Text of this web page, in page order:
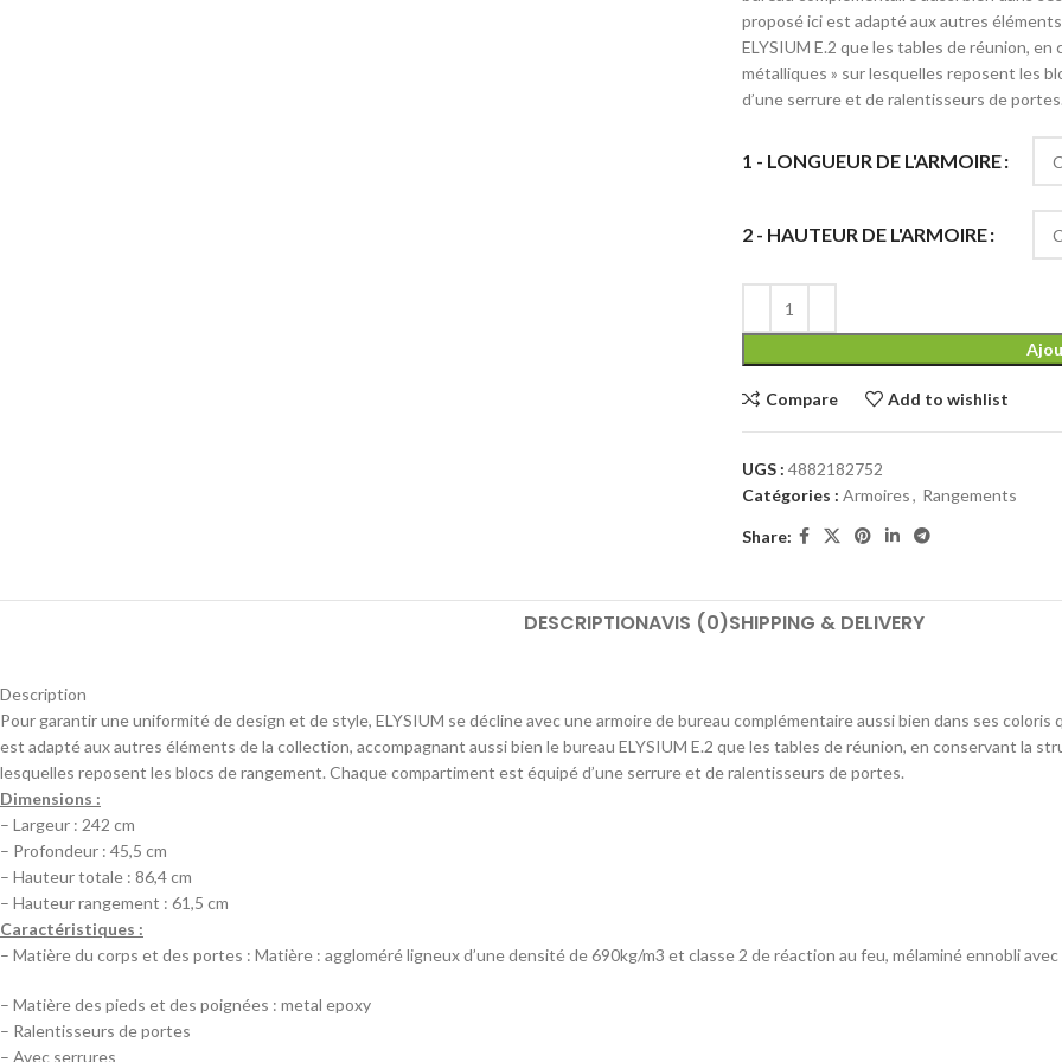
proposé ici est adapté aux autres
ELYSIUM E.2 que les tables de réunion,
métalliques » sur lesquelles reposent les
d’une serrure et de ralentisseurs de
1 - LONGUEUR DE L'ARMOIRE
2 - HAUTEUR DE L'ARMOIRE
Compare Add to wishlist
UGS : 4882182752
Catégories : Armoires, Rangements
Share:
DESCRIPTIONAVIS (0)SHIPPING & DELIVERY
Description
Pour garantir une uniformité de design et de style, ELYSIUM se décline avec une armoire de bureau complémentaire aussi bien dans ses coloris
est adapté aux autres éléments de la collection, accompagnant aussi bien le bureau ELYSIUM E.2 que les tables de réunion, en conservant la
lesquelles reposent les blocs de rangement. Chaque compartiment est équipé d’une serrure et de ralentisseurs de portes.
Dimensions :
– Largeur : 242 cm
– Profondeur : 45,5 cm
– Hauteur totale : 86,4 cm
– Hauteur rangement : 61,5 cm
Caractéristiques :
– Matière du corps et des portes : Matière : aggloméré ligneux d’une densité de 690kg/m3 et classe 2 de réaction au feu, mélaminé ennobli
– Matière des pieds et des poignées : metal epoxy
– Ralentisseurs de portes
– Avec serrures